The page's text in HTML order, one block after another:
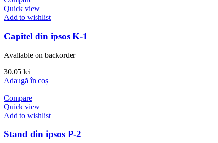
Quick view
Add to wishlist
Capitel din ipsos K-1
Available on backorder
30.05 lei
Adaugă în coș
Compare
Quick view
Add to wishlist
Stand din ipsos P-2